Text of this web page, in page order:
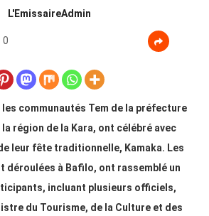
L'EmissaireAdmin
0
les communautés Tem de la préfecture
région de la Kara, ont célébré avec
leur fête traditionnelle, Kamaka. Les
déroulées à Bafilo, ont rassemblé un
incluant plusieurs officiels,
du Tourisme, de la Culture et des